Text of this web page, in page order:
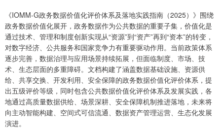
《IOMM-G政务数据价值化评价体系及落地实践指南（2025）》围绕
政务数据价值化展开，政务数据作为公共数据的重要子集，价值化是
通过技术、管理和制度创新实现从“资源”到“资产”再到“资本”的转变，
对数字经济、公共服务和国家竞争力有重要驱动作用。当前政策体系
逐步完善，数据治理与应用场景持续拓展，但面临制度、市场、技
术、生态层面的多重障碍。文档构建了涵盖数据基础设施、资源供
给、共享交换、开发利用、安全保障的政务数据价值化评价体系，提
出五级评价等级，同时包含公共数据价值化评价体系及发展实践，各
地通过高质量数据供给、场景深耕、安全保障机制推进落地，未来将
向主动智能构建、空间式可信流通、数据资产管理运营、生态化发展
演进。